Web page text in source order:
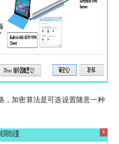
，加密算法是可选设置随意一种